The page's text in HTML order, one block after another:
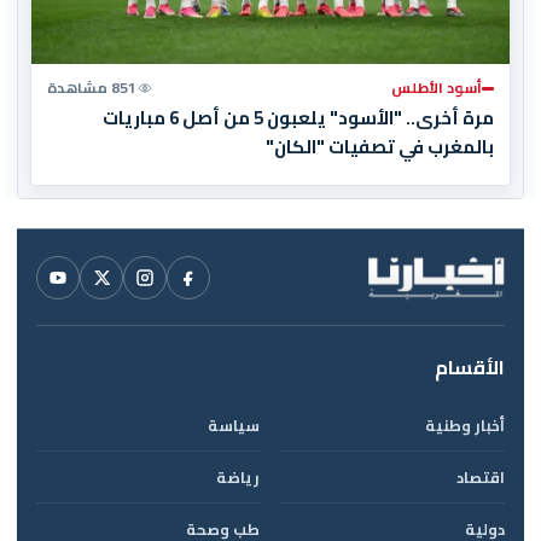
أسود الأطلس 851 مشاهدة
مرة أخرى.. "الأسود" يلعبون 5 من أصل 6 مباريات
بالمغرب في تصفيات "الكان"
الأقسام
أخبار وطنية
سياسة
اقتصاد
رياضة
دولية
طب وصحة